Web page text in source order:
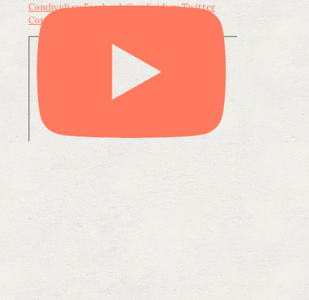
Condividi su FacebookCondividi su Twitter
Condividi su LinkedIn